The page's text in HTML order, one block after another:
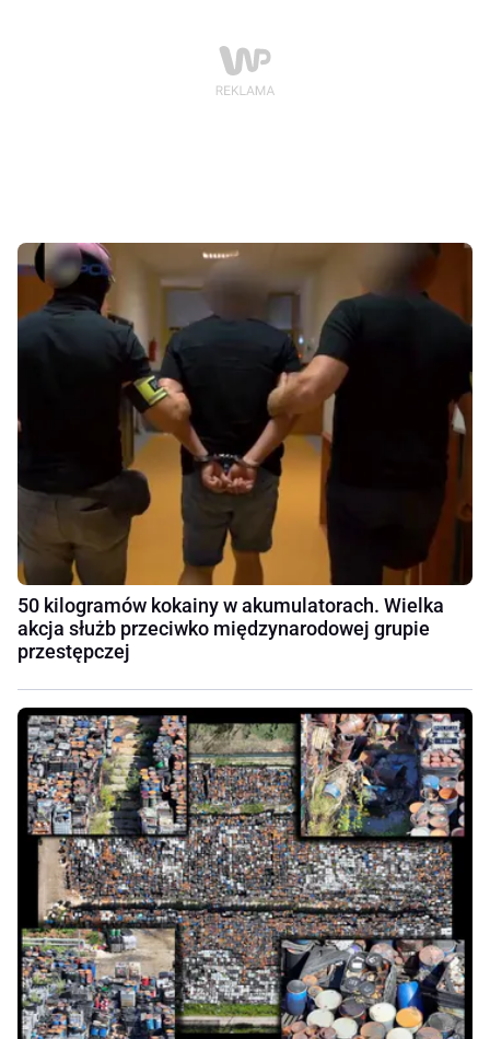
50 kilogramów kokainy w akumulatorach. Wielka
akcja służb przeciwko międzynarodowej grupie
przestępczej